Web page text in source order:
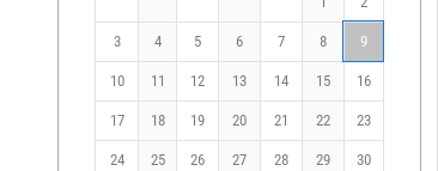
3 4 5 6 7 8 9
10 11 12 13 14 15 16
17 18 19 20 21 22 23
24 25 26 27 28 29 30